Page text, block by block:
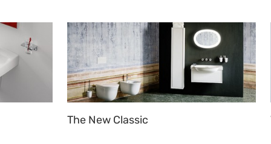
The New Classic